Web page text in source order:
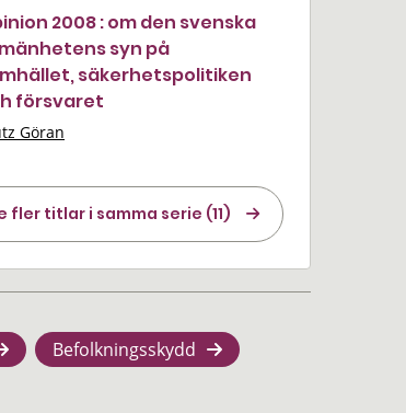
2008 : om den svenska
syn på
säkerhetspolitiken
försvaret
Göran
fler titlar i samma serie (11)
Befolkningsskydd